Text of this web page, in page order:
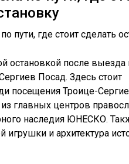
остановкой после выезда
Посад. Здесь стоит
посещения Троице-
главных центров
наследия ЮНЕСКО.
игрушки и архитектура